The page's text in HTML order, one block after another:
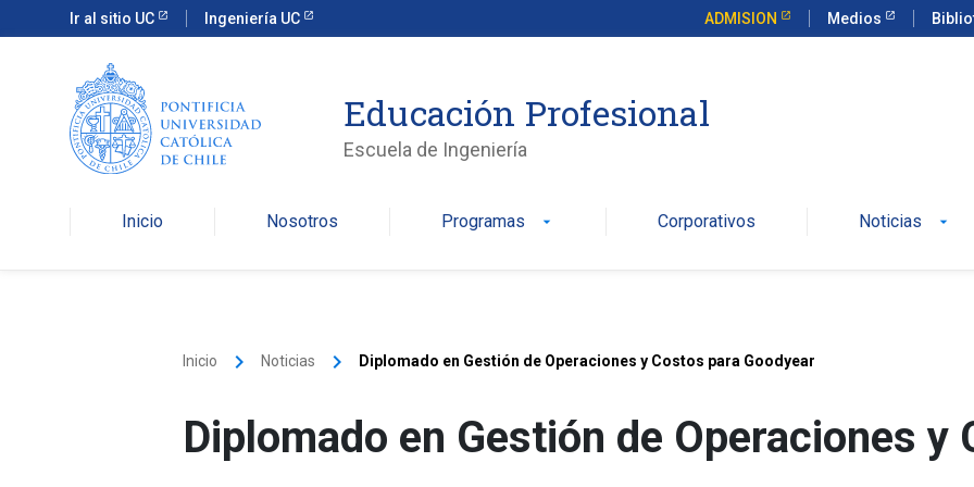
Ir al sitio UC Ingeniería UC ADMISION Medios
Educación Profesional
Escuela de Ingeniería
Inicio Nosotros Programas arrow_drop_down Corporativos Noticias arrow_drop_down
Inicio keyboard_arrow_right Noticias keyboard_arrow_right Diplomado en Gestión de Operaciones y Costos para Goodyear
Diplomado en Gestión de Operaciones y